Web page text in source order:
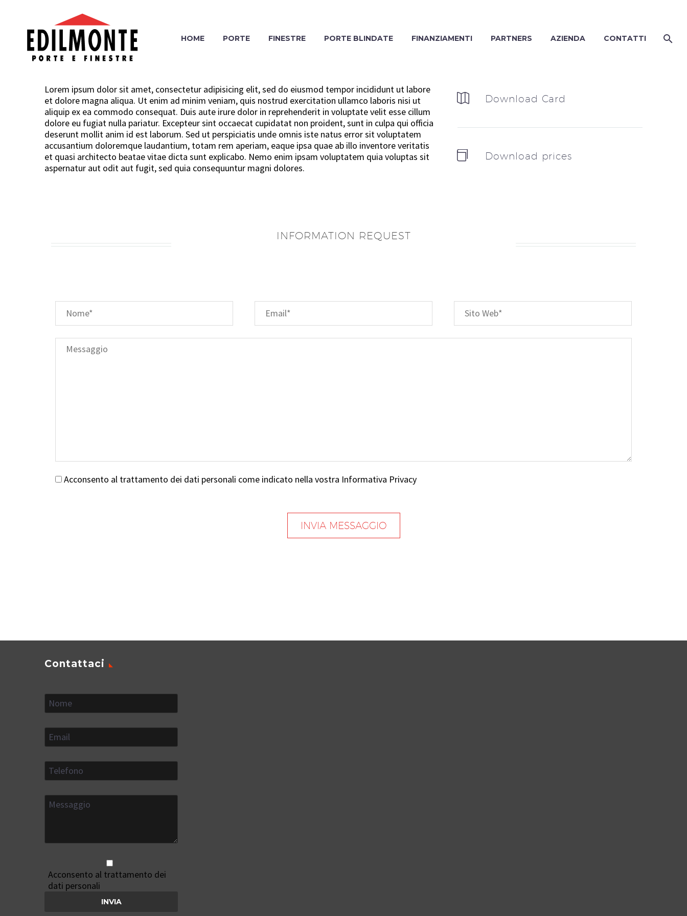
HOME PORTE FINESTRE PORTE BLINDATE FINANZIAMENTI PARTNERS AZIENDA CONTATTI
Lorem ipsum dolor sit amet, consectetur adipisicing elit, sed do eiusmod tempor incididunt ut labore
et dolore magna aliqua. Ut enim ad minim veniam, quis nostrud exercitation ullamco laboris nisi ut
aliquip ex ea commodo consequat. Duis aute irure dolor in reprehenderit in voluptate velit esse cillum
dolore eu fugiat nulla pariatur. Excepteur sint occaecat cupidatat non proident, sunt in culpa qui officia
deserunt mollit anim id est laborum. Sed ut perspiciatis unde omnis iste natus error sit voluptatem
accusantium doloremque laudantium, totam rem aperiam, eaque ipsa quae ab illo inventore veritatis
et quasi architecto beatae vitae dicta sunt explicabo. Nemo enim ipsam voluptatem quia voluptas sit
aspernatur aut odit aut fugit, sed quia consequuntur magni dolores.

 Download Card

 Download prices
INFORMATION REQUEST
Acconsento al trattamento dei dati personali come indicato nella vostra Informativa Privacy
Contattaci
Acconsento al trattamento dei
dati personali